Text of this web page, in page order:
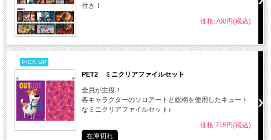
付き！
価格:700円(税込)
PICK UP
PET2 ミニクリアファイルセット
全員が主役！
各キャラクターのソロアートと総柄を使用したキュート
なミニクリアファイルセット♪
価格:715円(税込)
在庫切れ